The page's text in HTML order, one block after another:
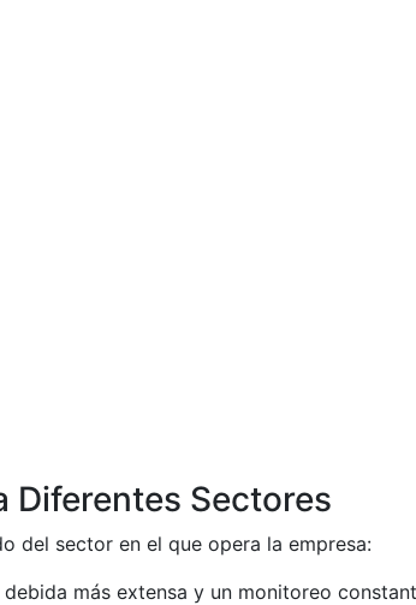
Diferentes Sectores
del sector en el que opera la empresa:
más extensa y un monitoreo